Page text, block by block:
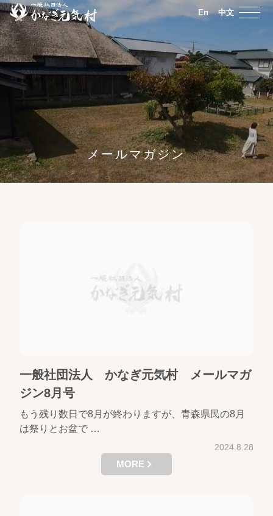
En 中文
メールマガジン
一般社団法人 かなぎ元気村 メールマガ
ジン8月号
もう残り数日で8月が終わりますが、青森県民の8月
は祭りとお盆で …
2024.8.28
MORE